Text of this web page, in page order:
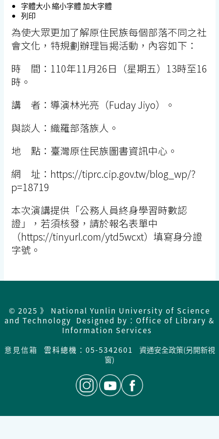
字體大小縮小字體加大字體
列印
為使大眾更加了解原住民族每個部落不同之社
會文化，特規劃辦理旨揭活動，內容如下：
時 間：110年11月26日（星期五）13時至16
時。
講 者：導演林光亮（Fuday Jiyo）。
與談人：織羅部落族人。
地 點：臺灣原住民族圖書資訊中心。
網 址：https://tiprc.cip.gov.tw/blog_wp/?
p=18719
本次演講提供「公務人員終身學習時數認
證」，若須核發，請於報名表單中
（https://tinyurl.com/ytd5wcxt）填寫身分證
字號。
© 2025 》 National Yunlin University of Science
and Technology Designed by：Office of Library &
Information Services
意見信箱
雲科總機：05-5342601
資通安全政策(另開新視
窗)